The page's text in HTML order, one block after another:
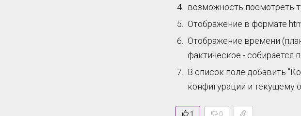
возможность посмотреть
Отображение в формате
Отображение времени
фактическое - собирается
В список поле добавить
конфигурации и текущему
1 0